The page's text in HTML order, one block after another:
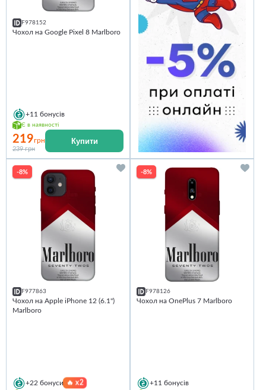
F978152
Чохол на Google Pixel 8 Marlboro
+11 бонусів
Є в наявності
219грн
239 грн
Купити
-8%
F977863
Чохол на Apple iPhone 12 (6.1")
Marlboro
+22 бонуси 🔥x2
-8%
F978126
Чохол на OnePlus 7 Marlboro
+11 бонусів